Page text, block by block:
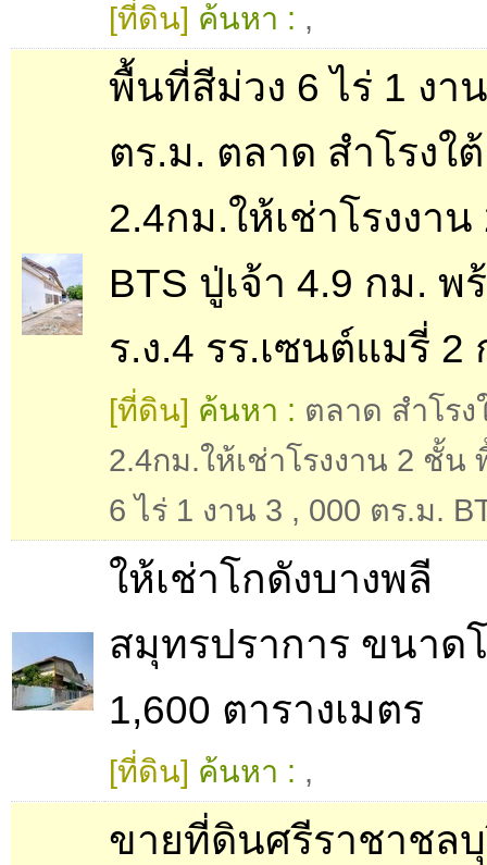
[ที่ดิน] ค้นหา : ,
พื้นที่สีม่วง 6 ไร่ 1 งา
ตร.ม. ตลาด สำโรงใต้
2.4กม.ให้เช่าโรงงา
BTS ปู่เจ้า 4.9 กม. พ
ร.ง.4 รร.เซนต์แมรี่ 2
[ที่ดิน] ค้นหา : ตลาด สำโรง
2.4กม.ให้เช่าโรงงาน 2 ชั้น
6 ไร่ 1 งาน 3 , 000 ตร.ม.
ให้เช่าโกดังบางพลี
สมุทรปราการ ขนาด
1,600 ตารางเมตร
[ที่ดิน] ค้นหา : ,
ขายที่ดินศรีราชาชล